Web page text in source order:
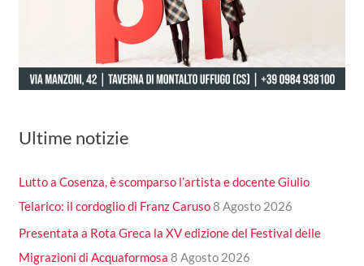
Ultime notizie
Lutto a Cosenza, è scomparso l’artista e docente Giulio
Telarico: il cordoglio di Franz Caruso8 Agosto 2026
Presentata a Rota Greca la XV edizione del Festival delle
Migrazioni di Acquaformosa 8 Agosto 2026